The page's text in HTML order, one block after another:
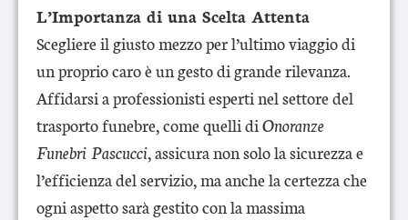
L’Importanza di una Scelta Attenta
Scegliere il giusto mezzo per l’ultimo viaggio di
un proprio caro è un gesto di grande rilevanza.
Affidarsi a professionisti esperti nel settore del
trasporto funebre, come quelli diOnoranze
Funebri Pascucci, assicura non solo la sicurezza e
l’efficienza del servizio, ma anche la certezza che
ogni aspetto sarà gestito con la massima